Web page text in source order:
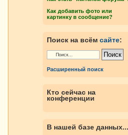
Как добавить фото или
картинку в сообщение?
Поиск на всём сайте:
Расширенный поиск
Кто сейчас на
конференции
В нашей базе данных...